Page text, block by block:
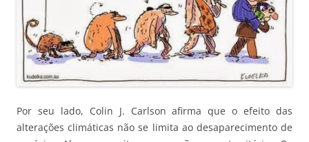
Por seu lado, Colin J. Carlson afirma que o efeito das
alterações climáticas não se limita ao desaparecimento de